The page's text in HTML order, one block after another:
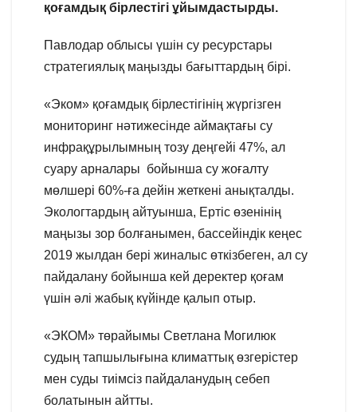
қоғамдық бірлестігі ұйымдастырды.
Павлодар облысы үшін су ресурстары
стратегиялық маңызды бағыттардың бірі.
«Эком» қоғамдық бірлестігінің жүргізген
мониторинг нәтижесінде аймақтағы су
инфрақұрылымның тозу деңгейі 47%, ал
суару арналары бойынша су жоғалту
мөлшері 60%-ға дейін жеткені анықталды.
Экологтардың айтуынша, Ертіс өзенінің
маңызы зор болғанымен, бассейіндік кеңес
2019 жылдан бері жиналыс өткізбеген, ал су
пайдалану бойынша кей деректер қоғам
үшін әлі жабық күйінде қалып отыр.
«ЭКОМ» төрайымы Светлана Могилюк
судың тапшылығына климаттық өзгерістер
мен суды тиімсіз пайдаланудың себеп
болатынын айтты.